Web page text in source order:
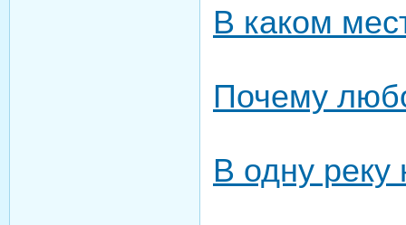
В каком
Почему
В одну